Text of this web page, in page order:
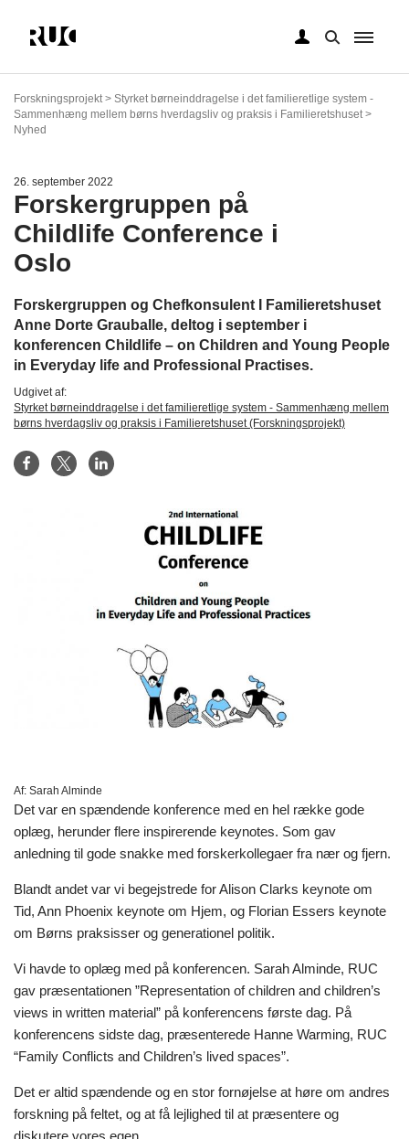
hovedindhold
Forskningsprojekt > Styrket børneinddragelse i det familieretlige system -
Sammenhæng mellem børns hverdagsliv og praksis i Familieretshuset >
Nyhed
26. september 2022
Forskergruppen på
Childlife Conference i
Oslo
Forskergruppen og Chefkonsulent I Familieretshuset
Anne Dorte Grauballe, deltog i september i
konferencen Childlife – on Children and Young People
in Everyday life and Professional Practises.
Udgivet af:
Styrket børneinddragelse i det familieretlige system - Sammenhæng mellem
børns hverdagsliv og praksis i Familieretshuset (Forskningsprojekt)
Af: Sarah Alminde
Det var en spændende konference med en hel række gode
oplæg, herunder flere inspirerende keynotes. Som gav
anledning til gode snakke med forskerkollegaer fra nær og fjern.
Blandt andet var vi begejstrede for Alison Clarks keynote om
Tid, Ann Phoenix keynote om Hjem, og Florian Essers keynote
om Børns praksisser og generationel politik.
Vi havde to oplæg med på konferencen. Sarah Alminde, RUC
gav præsentationen ”Representation of children and children’s
views in written material” på konferencens første dag. På
konferencens sidste dag, præsenterede Hanne Warming, RUC
“Family Conflicts and Children’s lived spaces”.
Det er altid spændende og en stor fornøjelse at høre om andres
forskning på feltet, og at få lejlighed til at præsentere og
diskutere vores egen.